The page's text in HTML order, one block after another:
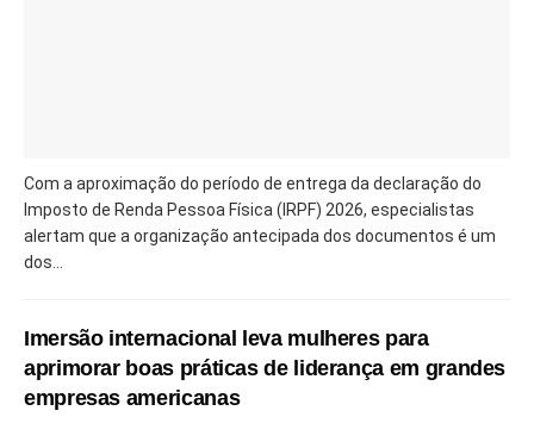
Com a aproximação do período de entrega da declaração do
Imposto de Renda Pessoa Física (IRPF) 2026, especialistas
alertam que a organização antecipada dos documentos é um
dos...
Imersão internacional leva mulheres para
aprimorar boas práticas de liderança em grandes
empresas americanas